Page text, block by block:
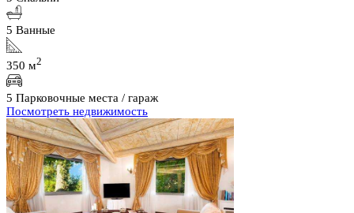
5 Ванные
350 м2
5 Парковочные места / гараж
Посмотреть недвижимость